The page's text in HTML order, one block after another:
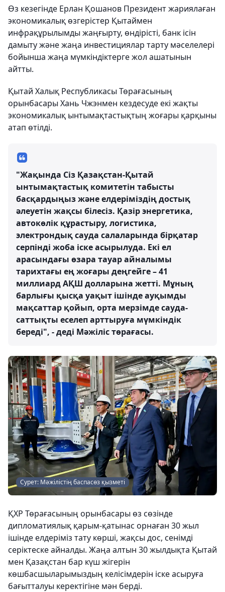
Өз кезегінде Ерлан Қошанов Президент жариялаған
экономикалық өзгерістер Қытаймен
инфрақұрылымды жаңғырту, өндірісті, банк ісін
дамыту және жаңа инвестициялар тарту мәселелері
бойынша жаңа мүмкіндіктерге жол ашатынын
айтты.
Қытай Халық Республикасы Төрағасының
орынбасары Хань Чжэнмен кездесуде екі жақты
экономикалық ынтымақтастықтың жоғары қарқыны
атап өтілді.
"Жақында Сіз Қазақстан-Қытай
ынтымақтастық комитетін табысты
басқардыңыз және елдеріміздің достық
әлеуетін жақсы білесіз. Қазір энергетика,
автокөлік құрастыру, логистика,
электрондық сауда салаларында бірқатар
серпінді жоба іске асырылуда. Екі ел
арасындағы өзара тауар айналымы
тарихтағы ең жоғары деңгейге – 41
миллиард АҚШ долларына жетті. Мұның
барлығы қысқа уақыт ішінде ауқымды
мақсаттар қойып, орта мерзімде сауда-
саттықты еселеп арттыруға мүмкіндік
береді", - деді Мәжіліс төрағасы.
Сурет: Мәжілістің баспасөз қызметі
ҚХР Төрағасының орынбасары өз сөзінде
дипломатиялық қарым-қатынас орнаған 30 жыл
ішінде елдеріміз тату көрші, жақсы дос, сенімді
серіктеске айналды. Жаңа алтын 30 жылдықта Қытай
мен Қазақстан бар күш жігерін
көшбасшыларымыздың келісімдерін іске асыруға
бағытталуы керектігіне мән берді.